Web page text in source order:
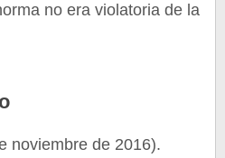
no era violatoria de la
noviembre de 2016).